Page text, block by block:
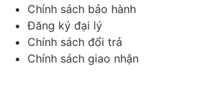
Chính sách bảo hành
Đăng ký đại lý
Chính sách đổi trả
Chính sách giao nhận